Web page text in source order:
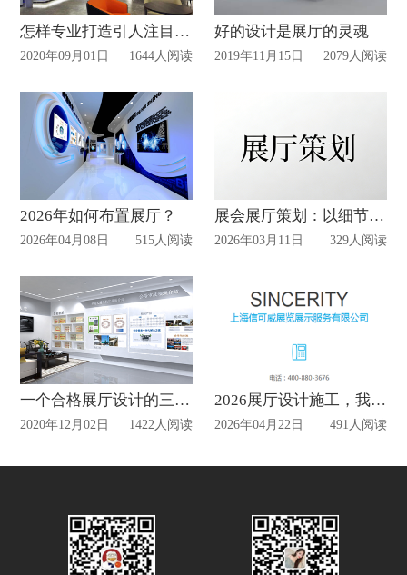
怎样专业打造引人注目的企业展厅!
2020年09月01日 1644人阅读
好的设计是展厅的灵魂
2019年11月15日 2079人阅读
2026年如何布置展厅？
2026年04月08日 515人阅读
展会展厅策划：以细节暖人心，以体验传价值
2026年03月11日 329人阅读
一个合格展厅设计的三点基本要求？
2020年12月02日 1422人阅读
2026展厅设计施工，我们更专业
2026年04月22日 491人阅读